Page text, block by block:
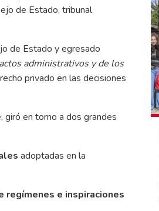
de Estado, tribunal
de Estado y egresado
administrativos y de los
privado en las decisiones
giró en torno a dos grandes
adoptadas en la
regímenes e inspiraciones